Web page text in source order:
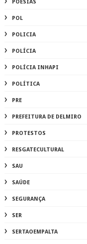
POESIAS
POL
POLICIA
POLÍCIA
POLÍCIA INHAPI
POLÍTICA
PRE
PREFEITURA DE DELMIRO
PROTESTOS
RESGATECULTURAL
SAU
SAÚDE
SEGURANÇA
SER
SERTAOEMPALTA